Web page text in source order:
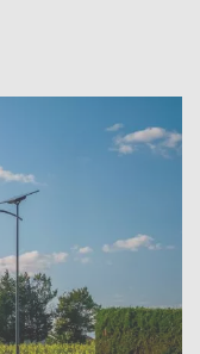
Inglés
Inglés